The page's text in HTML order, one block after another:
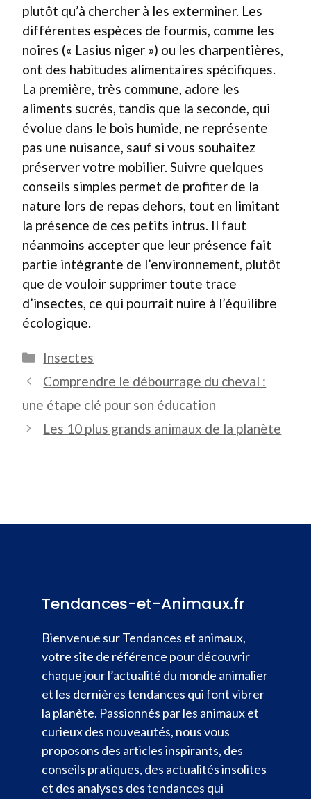
plutôt qu’à chercher à les exterminer. Les
différentes espèces de fourmis, comme les
noires (« Lasius niger ») ou les charpentières,
ont des habitudes alimentaires spécifiques.
La première, très commune, adore les
aliments sucrés, tandis que la seconde, qui
évolue dans le bois humide, ne représente
pas une nuisance, sauf si vous souhaitez
préserver votre mobilier. Suivre quelques
conseils simples permet de profiter de la
nature lors de repas dehors, tout en limitant
la présence de ces petits intrus. Il faut
néanmoins accepter que leur présence fait
partie intégrante de l’environnement, plutôt
que de vouloir supprimer toute trace
d’insectes, ce qui pourrait nuire à l’équilibre
écologique.
Catégories
Insectes
Comprendre le débourrage du cheval :
une étape clé pour son éducation
Les 10 plus grands animaux de la planète
Tendances-et-Animaux.fr
Bienvenue sur Tendances et animaux,
votre site de référence pour découvrir
chaque jour l’actualité du monde animalier
et les dernières tendances qui font vibrer
la planète. Passionnés par les animaux et
curieux des nouveautés, nous vous
proposons des articles inspirants, des
conseils pratiques, des actualités insolites
et des analyses des tendances qui